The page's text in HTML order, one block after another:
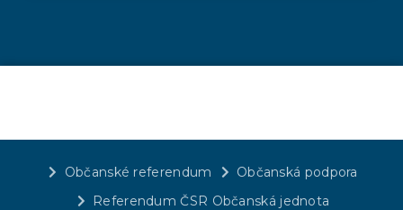
Občanské referendum
Občanská podpora
Referendum ČSR Občanská jednota